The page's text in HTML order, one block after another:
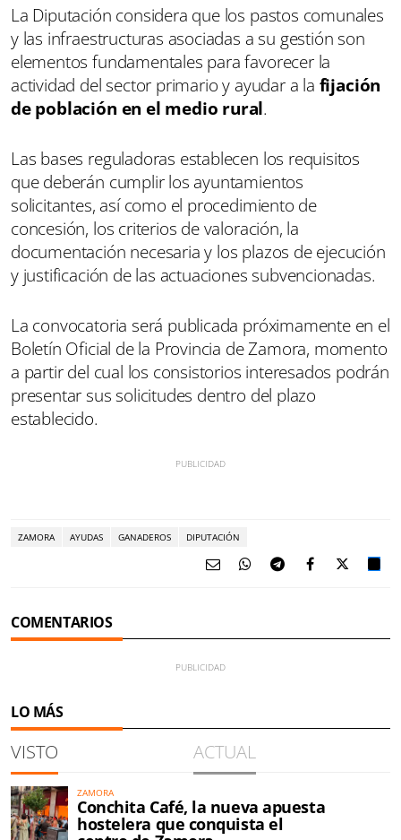
La Diputación considera que los pastos comunales
y las infraestructuras asociadas a su gestión son
elementos fundamentales para favorecer la
actividad del sector primario y ayudar a la fijación
de población en el medio rural.
Las bases reguladoras establecen los requisitos
que deberán cumplir los ayuntamientos
solicitantes, así como el procedimiento de
concesión, los criterios de valoración, la
documentación necesaria y los plazos de ejecución
y justificación de las actuaciones subvencionadas.
La convocatoria será publicada próximamente en el
Boletín Oficial de la Provincia de Zamora, momento
a partir del cual los consistorios interesados podrán
presentar sus solicitudes dentro del plazo
establecido.
ZAMORA AYUDAS GANADEROS DIPUTACIÓN
COMENTARIOS
LO MÁS
VISTO ACTUAL
ZAMORA
Conchita Café, la nueva apuesta
hostelera que conquista el